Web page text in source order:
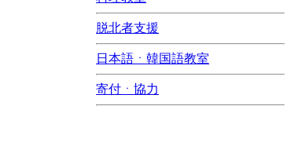
脱北者支援
日本語ㆍ韓国語教室
寄付ㆍ協力